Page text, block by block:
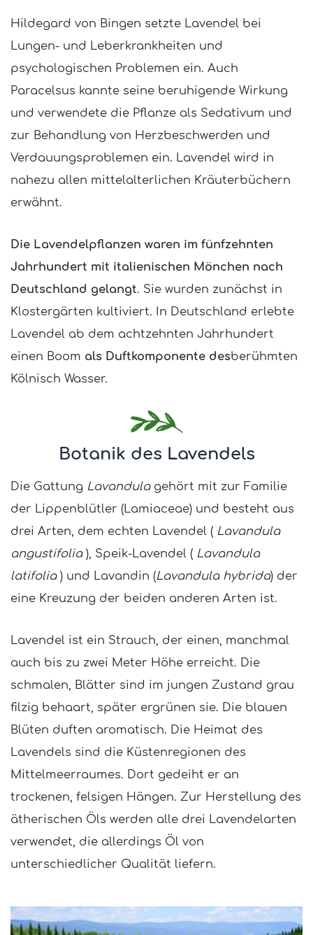
Hildegard von Bingen setzte Lavendel bei
Lungen- und Leberkrankheiten und
psychologischen Problemen ein. Auch
Paracelsus kannte seine beruhigende Wirkung
und verwendete die Pflanze als Sedativum und
zur Behandlung von Herzbeschwerden und
Verdauungsproblemen ein. Lavendel wird in
nahezu allen mittelalterlichen Kräuterbüchern
erwähnt.
Die Lavendelpflanzen waren im fünfzehnten
Jahrhundert mit italienischen Mönchen nach
Deutschland gelangt. Sie wurden zunächst in
Klostergärten kultiviert. In Deutschland erlebte
Lavendel ab dem achtzehnten Jahrhundert
einen Boom als Duftkomponente desberühmten
Kölnisch Wasser.
Botanik des Lavendels
Die Gattung Lavandulagehört mit zur Familie
der Lippenblütler (Lamiaceae) und besteht aus
drei Arten, dem echten Lavendel ( Lavandula
angustifolia), Speik-Lavendel ( Lavandula
latifolia) und Lavandin (Lavandula hybrida) der
eine Kreuzung der beiden anderen Arten ist.
Lavendel ist ein Strauch, der einen, manchmal
auch bis zu zwei Meter Höhe erreicht. Die
schmalen, Blätter sind im jungen Zustand grau
filzig behaart, später ergrünen sie. Die blauen
Blüten duften aromatisch. Die Heimat des
Lavendels sind die Küstenregionen des
Mittelmeerraumes. Dort gedeiht er an
trockenen, felsigen Hängen. Zur Herstellung des
ätherischen Öls werden alle drei Lavendelarten
verwendet, die allerdings Öl von
unterschiedlicher Qualität liefern.